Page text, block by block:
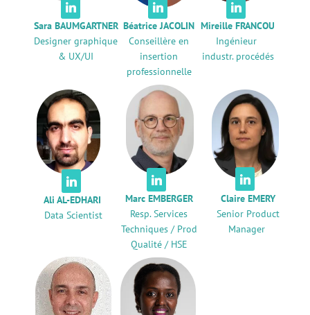

Béatrice JACOLIN
Conseillère en
insertion
professionnelle

Ali AL-EDHARI
Data Scientist

Mireille FRANCOU
Ingénieur
industr. procédés
Marc EMBERGER
Resp. Services
Techniques / Prod
Qualité / HSE
 
Claire EMERY
Senior Product
Manager

Sara BAUMGARTNER
Designer graphique
& UX/UI